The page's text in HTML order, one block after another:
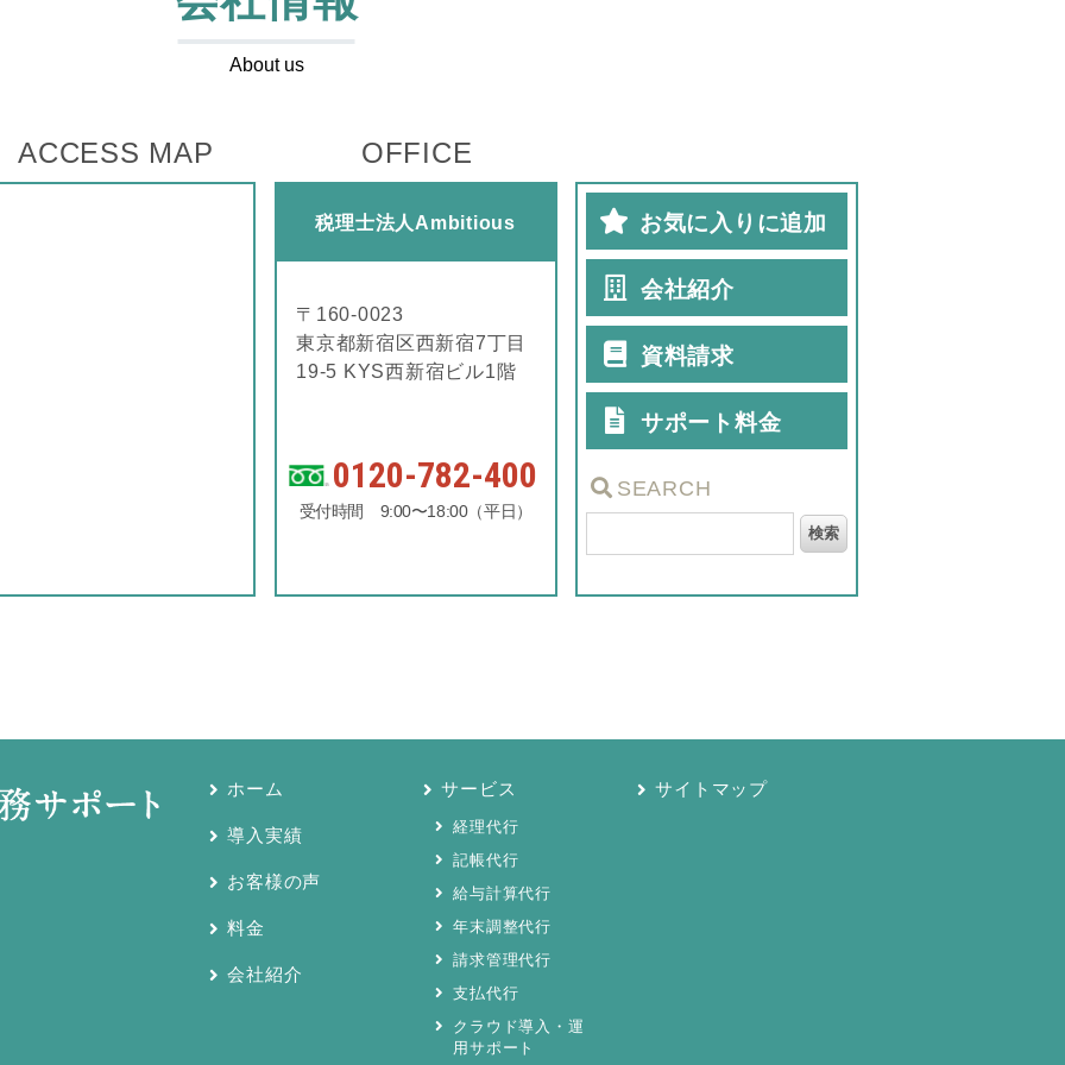
About us
ACCESS MAP OFFICE
税理士法人Ambitious
〒160-0023
東京都新宿区西新宿7丁目
19-5 KYS西新宿ビル1階
0120-782-400
受付時間 9:00〜18:00（平日）
お気に入りに追加
会社紹介
資料請求
サポート料金
SEARCH
ホーム
導入実績
お客様の声
料金
会社紹介
サービス
経理代行
記帳代行
給与計算代行
年末調整代行
請求管理代行
支払代行
クラウド導入・運
用サポート
サイトマップ